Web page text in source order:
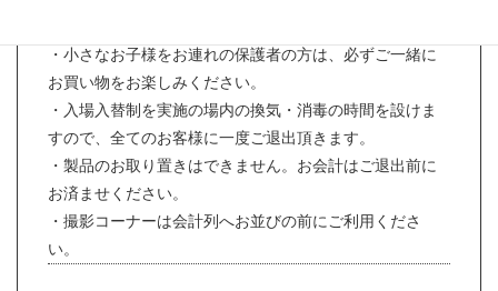
・小さなお子様をお連れの保護者の方は、必ずご一緒に
お買い物をお楽しみください。
・入場入替制を実施の場内の換気・消毒の時間を設けま
すので、全てのお客様に一度ご退出頂きます。
・製品のお取り置きはできません。お会計はご退出前に
お済ませください。
・撮影コーナーは会計列へお並びの前にご利用くださ
い。